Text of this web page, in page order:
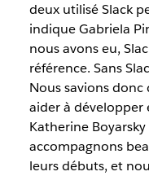
deux utilisé Slack
indique Gabriela
nous avons eu,
référence. Sans
Nous savions
aider à développer
Katherine
accompagnons
leurs débuts, et